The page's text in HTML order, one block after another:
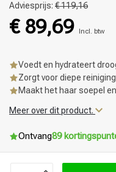
Adviesprijs: € 119,16
€ 89,69 Incl. btw
Voedt en hydrateert
Zorgt voor diepe reiniging
Maakt het haar soepel
Meer over dit product.
Ontvang89